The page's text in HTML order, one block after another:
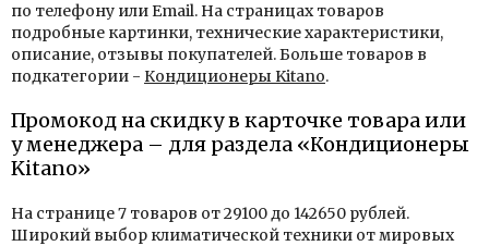
по телефону или Email. На страницах товаров
подробные картинки, технические характеристики,
описание, отзывы покупателей. Больше товаров в
подкатегории - Кондиционеры Kitano.
Промокод на скидку в карточке товара или
у менеджера – для раздела «Кондиционеры
Kitano»
На странице 7 товаров от 29100 до 142650 рублей.
Широкий выбор климатической техники от мировых